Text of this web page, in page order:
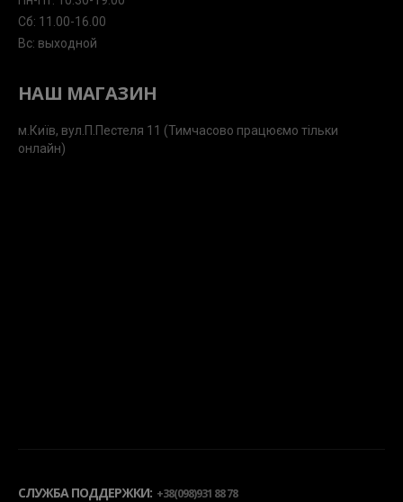
Сб: 11.00-16.00
Вс: выходной
НАШ МАГАЗИН
м.Київ, вул.П.Пестеля 11 (Тимчасово працюємо тільки
онлайн)
СЛУЖБА ПОДДЕРЖКИ: +38(098)931 88 78